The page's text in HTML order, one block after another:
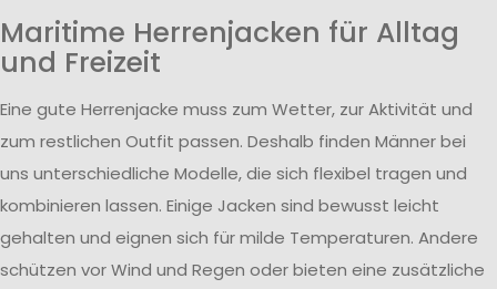
Maritime Herrenjacken für Alltag
und Freizeit
Eine gute Herrenjacke muss zum Wetter, zur Aktivität und
zum restlichen Outfit passen. Deshalb finden Männer bei
uns unterschiedliche Modelle, die sich flexibel tragen und
kombinieren lassen. Einige Jacken sind bewusst leicht
gehalten und eignen sich für milde Temperaturen. Andere
schützen vor Wind und Regen oder bieten eine zusätzliche